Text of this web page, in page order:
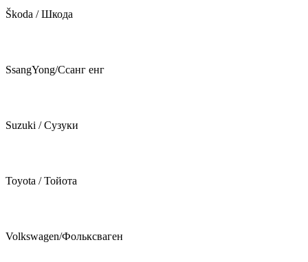
Škoda / Шкода
SsangYong/Ссанг енг
Suzuki / Сузуки
Toyota / Тойота
Volkswagen/Фольксваген